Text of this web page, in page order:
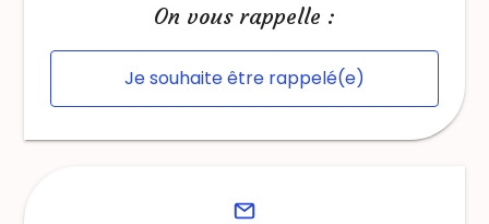
On vous rappelle :
Je souhaite être rappelé(e)